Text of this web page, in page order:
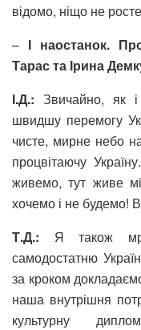
відомо, ніщо не
– І наостанок.
Тарас та Ірина
І.Д.: Звичайно, як
швидшу перемогу
чисте, мирне небо
процвітаючу
живемо, тут живе
хочемо і не будемо!
Т.Д.: Я також
самодостатню
за кроком
наша внутрішня
культурну